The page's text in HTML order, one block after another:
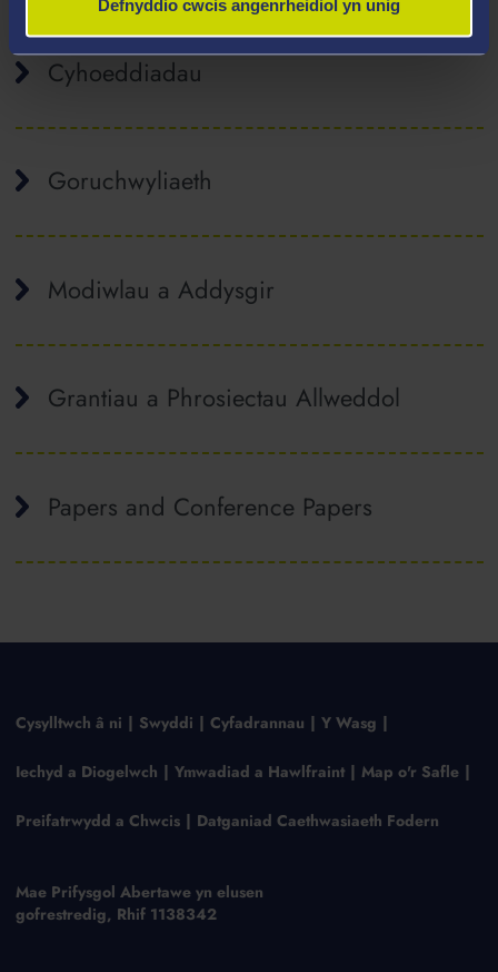
Defnyddio cwcis angenrheidiol yn unig
Cyhoeddiadau
Goruchwyliaeth
Modiwlau a Addysgir
Grantiau a Phrosiectau Allweddol
Papers and Conference Papers
Cysylltwch â ni Swyddi Cyfadrannau Y Wasg
Iechyd a Diogelwch Ymwadiad a Hawlfraint Map o'r Safle
Preifatrwydd a Chwcis Datganiad Caethwasiaeth Fodern
Mae Prifysgol Abertawe yn elusen
gofrestredig, Rhif 1138342